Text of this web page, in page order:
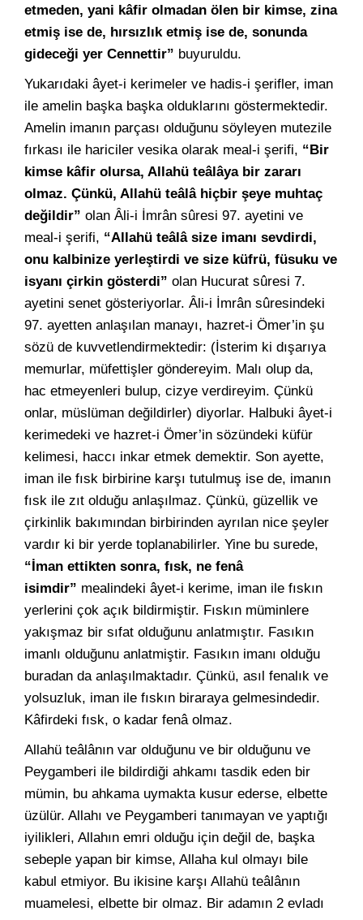
etmeden, yani kâfir olmadan ölen bir kimse, zina
etmiş ise de, hırsızlık etmiş ise de, sonunda
gideceği yer Cennettir” buyuruldu.
Yukarıdaki âyet-i kerimeler ve hadis-i şerifler, iman
ile amelin başka başka olduklarını göstermektedir.
Amelin imanın parçası olduğunu söyleyen mutezile
fırkası ile hariciler vesika olarak meal-i şerifi, “Bir
kimse kâfir olursa, Allahü teâlâya bir zararı
olmaz. Çünkü, Allahü teâlâ hiçbir şeye muhtaç
değildir” olan Âli-i İmrân sûresi 97. ayetini ve
meal-i şerifi, “Allahü teâlâ size imanı sevdirdi,
onu kalbinize yerleştirdi ve size küfrü, füsuku ve
isyanı çirkin gösterdi” olan Hucurat sûresi 7.
ayetini senet gösteriyorlar. Âli-i İmrân sûresindeki
97. ayetten anlaşılan manayı, hazret-i Ömer’in şu
sözü de kuvvetlendirmektedir: (İsterim ki dışarıya
memurlar, müfettişler göndereyim. Malı olup da,
hac etmeyenleri bulup, cizye verdireyim. Çünkü
onlar, müslüman değildirler) diyorlar. Halbuki âyet-i
kerimedeki ve hazret-i Ömer’in sözündeki küfür
kelimesi, haccı inkar etmek demektir. Son ayette,
iman ile fısk birbirine karşı tutulmuş ise de, imanın
fısk ile zıt olduğu anlaşılmaz. Çünkü, güzellik ve
çirkinlik bakımından birbirinden ayrılan nice şeyler
vardır ki bir yerde toplanabilirler. Yine bu surede,
“İman ettikten sonra, fısk, ne fenâ
isimdir” mealindeki âyet-i kerime, iman ile fıskın
yerlerini çok açık bildirmiştir. Fıskın müminlere
yakışmaz bir sıfat olduğunu anlatmıştır. Fasıkın
imanlı olduğunu anlatmiştir. Fasıkın imanı olduğu
buradan da anlaşılmaktadır. Çünkü, asıl fenalık ve
yolsuzluk, iman ile fıskın biraraya gelmesindedir.
Kâfirdeki fısk, o kadar fenâ olmaz.
Allahü teâlânın var olduğunu ve bir olduğunu ve
Peygamberi ile bildirdiği ahkamı tasdik eden bir
mümin, bu ahkama uymakta kusur ederse, elbette
üzülür. Allahı ve Peygamberi tanımayan ve yaptığı
iyilikleri, Allahın emri olduğu için değil de, başka
sebeple yapan bir kimse, Allaha kul olmayı bile
kabul etmiyor. Bu ikisine karşı Allahü teâlânın
muamelesi, elbette bir olmaz. Bir adamın 2 evladı